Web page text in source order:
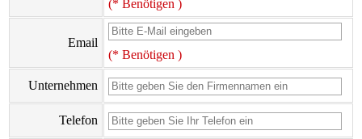
(* Benötigen )
Email
(* Benötigen )
Unternehmen
Telefon